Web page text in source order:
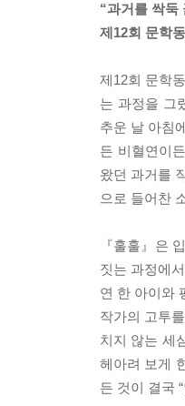
“과거를 싹둑
제12회 문학
제12회 문학
는 과정을 그
추운 날 아침
든 비혈연이
왔던 과거를
으로 들어찬
『훌훌』은
짓는 과정에
연 한 아이와
작가의 고투
치지 않는 세
헤아려 보게
든 것이 결국